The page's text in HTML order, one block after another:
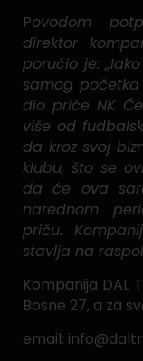
Povodom
direktor
poručio je:
samog
dio priče NK
više od
da kroz svoj
klubu, što se
da će ova
narednom
priču.
stavlja na
Kompanija DAL
Bosne 27, a za
email: